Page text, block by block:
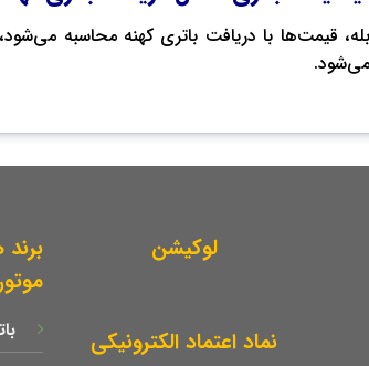
بله، قیمت‌ها با دریافت باتری کهنه محاسبه
می‌شود.
لوکیشن
نماد اعتماد الکترونیکی